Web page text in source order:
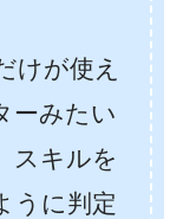
けが使え
ーみたい
スキルを
うに判定